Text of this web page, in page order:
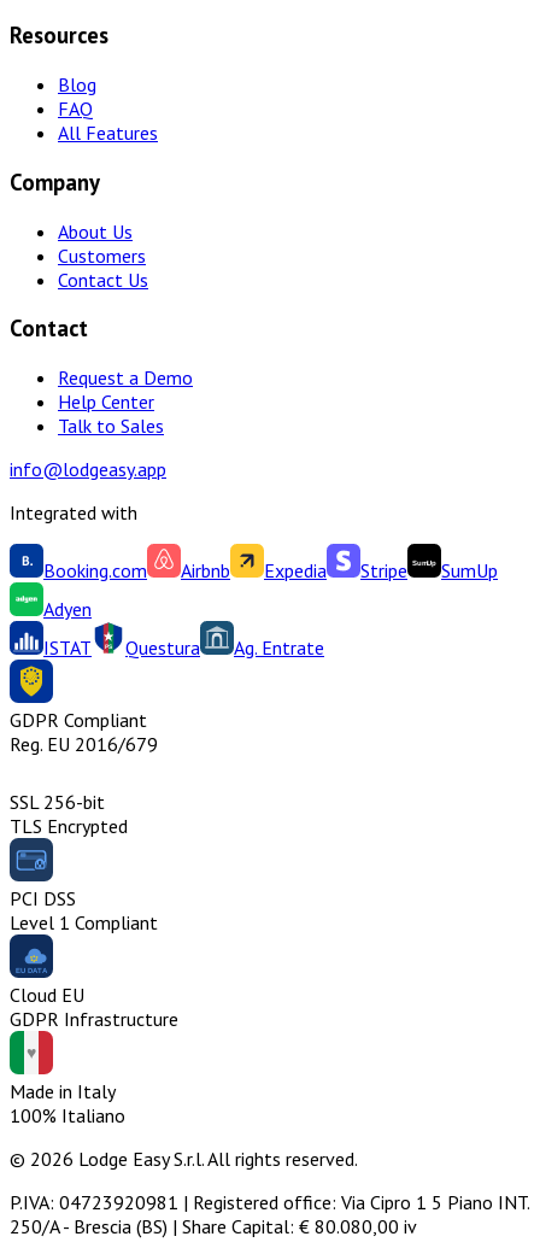
Resources
Blog
FAQ
All Features
Company
About Us
Customers
Contact Us
Contact
Request a Demo
Help Center
Talk to Sales
info@lodgeasy.app
Integrated with
Booking.com Airbnb Expedia Stripe
SumUp
Adyen
ISTAT
Questura Ag. Entrate
GDPR Compliant
Reg. EU 2016/679
SSL 256-bit
TLS Encrypted
PCI DSS
Level 1 Compliant
Cloud EU
GDPR Infrastructure
Made in Italy
100% Italiano
© 2026 Lodge Easy S.r.l. All rights reserved.
P.IVA: 04723920981 | Registered office: Via Cipro 1 5 Piano INT.
250/A - Brescia (BS) | Share Capital: € 80.080,00 iv